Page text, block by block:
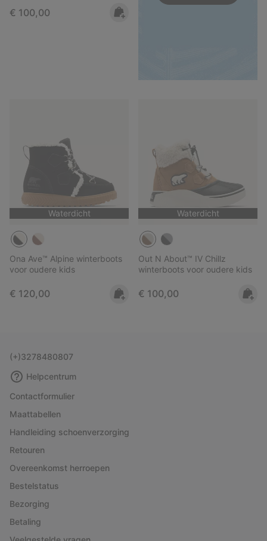
Regular price:
€ 100,00
Waterdicht
Ona Ave™ Alpine winterboots
voor oudere kids
Regular price:
€ 120,00
Waterdicht
Out N About™ IV Chillz
winterboots voor oudere kids
Regular price:
€ 100,00
(+)3278480807
Helpcentrum
Contactformulier
Maattabellen
Handleiding schoenverzorging
Retouren
Overeenkomst herroepen
Bestelstatus
Bezorging
Betaling